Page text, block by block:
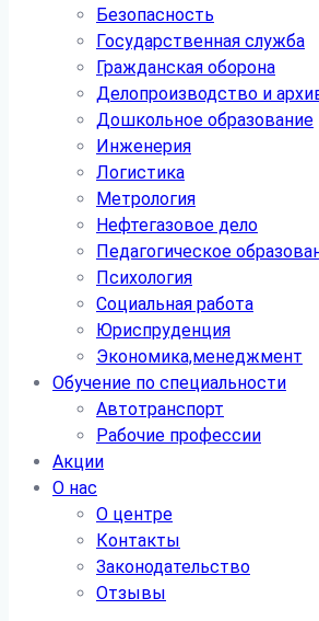
Безопасность
Государственная служба
Гражданская оборона
Делопроизводство и
Дошкольное образование
Инженерия
Логистика
Метрология
Нефтегазовое дело
Педагогическое
Психология
Социальная работа
Юриспруденция
Экономика,менеджмент
Обучение по специальности
Автотранспорт
Рабочие профессии
Акции
О нас
О центре
Контакты
Законодательство
Отзывы